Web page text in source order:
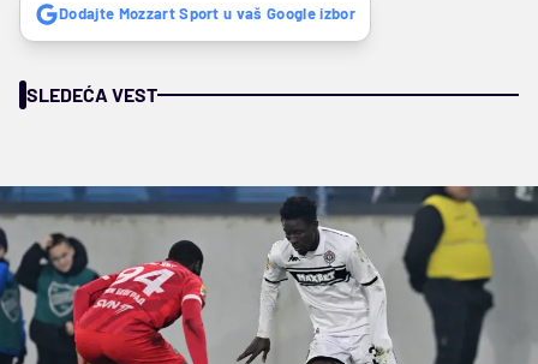
Dodajte Mozzart Sport u vaš Google izbor
SLEDEĆA VEST